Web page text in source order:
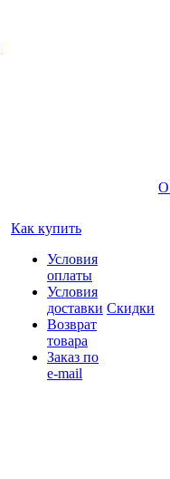
Как купить
Условия
оплаты
Условия
доставки
Возврат
товара
Заказ по
e-mail
Скидки
О